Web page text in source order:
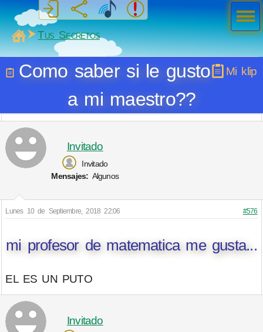
MiSabueso
Tus Secretos
Mi klip
Como saber si le gusto
a mi maestro??
Invitado
Invitado
Mensajes: Algunos
Lunes 10 de Septiembre, 2018 22:06 #576
mi profesor de matematica me gusta...
EL ES UN PUTO
Invitado
Men
ú